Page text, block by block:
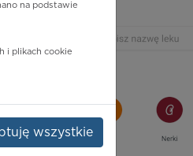
na podstawie
i plikach cookie
wszystkie